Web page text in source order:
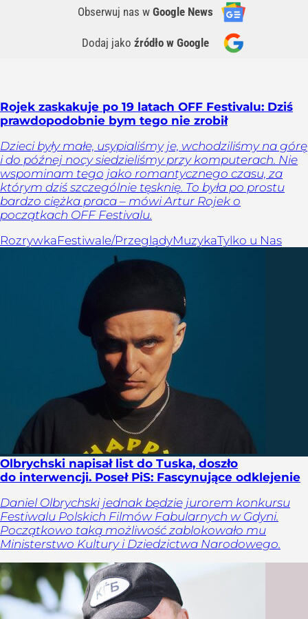
Obserwuj nas w Google News
Dodaj jako źródło w Google
Rojek zaskakuje po 19 latach OFF Festivalu: Dziś
prawdopodobnie bym tego nie zrobił
Dzieci były małe, usypialiśmy je, wchodziliśmy na górę
i do późnej nocy siedzieliśmy przy komputerach. Nie
wspominam tego jako romantycznego czasu, za
którym dziś szczególnie tęsknię. To była po prostu
bardzo ciężka praca – mówi Artur Rojek o
początkach OFF Festivalu.
RozrywkaFestiwale/PrzeglądyMuzykaTylko u Nas
Olbrychski napisał list do Tuska, doszło
do interwencji. Poseł PiS: Fascynujące odklejenie
Daniel Olbrychski jednak będzie jurorem konkursu
Festiwalu Polskich Filmów Fabularnych w Gdyni.
Początkowo taką możliwość zablokowało mu
Ministerstwo Kultury i Dziedzictwa Narodowego.